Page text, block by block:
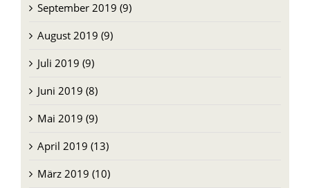
September 2019 (9)
August 2019 (9)
Juli 2019 (9)
Juni 2019 (8)
Mai 2019 (9)
April 2019 (13)
März 2019 (10)